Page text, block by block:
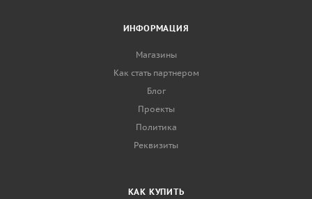
ИНФОРМАЦИЯ
Магазины
Как стать партнером
Блог
Проекты
Политика
Реквизиты
КАК КУПИТЬ